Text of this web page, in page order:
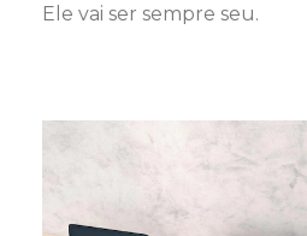
Ele vai ser sempre seu.